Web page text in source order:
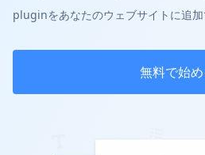
pluginをあなたのウェブサイトに追加
無料で始